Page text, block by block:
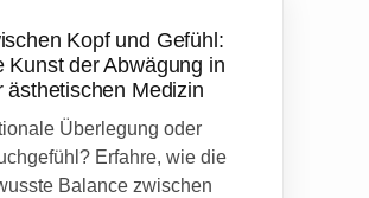
Kopf und Gefühl:
Kunst der Abwägung in
ästhetischen Medizin
Überlegung oder
Erfahre, wie die
Balance zwischen